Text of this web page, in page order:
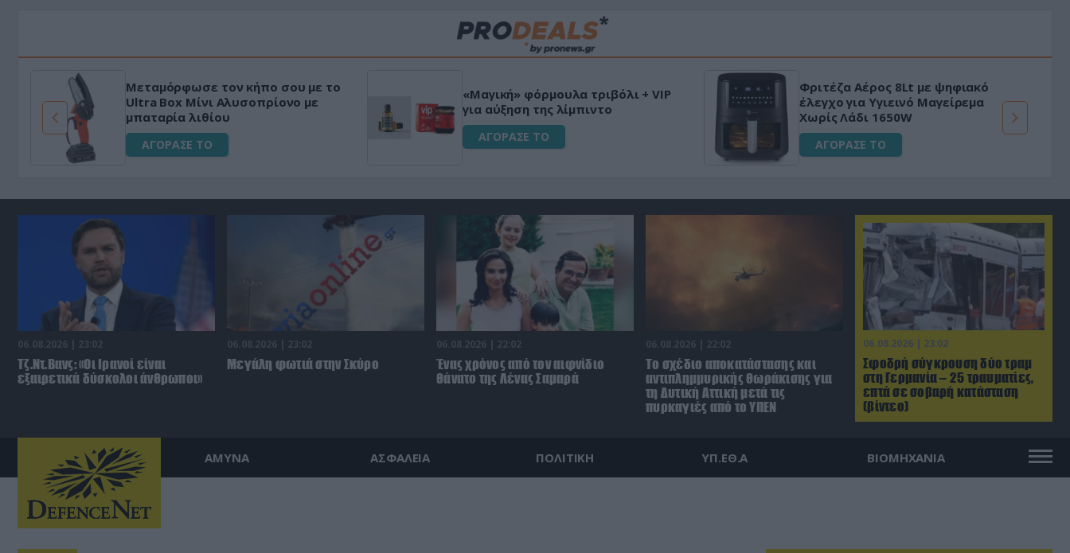
Μεταμόρφωσε τον κήπο σου με το
Ultra Box Μίνι Αλυσοπρίονο με
μπαταρία λιθίου
ΑΓΟΡΑΣΕ ΤΟ
«Μαγική» φόρμουλα τριβόλι + VIP
για αύξηση της λίμπιντο
ΑΓΟΡΑΣΕ ΤΟ
Φριτέζα Αέρος 8Lt με ψηφιακό
έλεγχο για Υγιεινό Μαγείρεμα
Χωρίς Λάδι 1650W
ΑΓΟΡΑΣΕ ΤΟ
06.08.2026 | 23:02
Σφοδρή σύγκρουση δύο τραμ
στη Γερμανία – 25 τραυματίες,
επτά σε σοβαρή κατάσταση
(βίντεο)
06.08.2026 | 23:02
Τζ.Ντ.Βανς: «Οι Ιρανοί είναι
εξαιρετικά δύσκολοι άνθρωποι»
06.08.2026 | 23:02
Μεγάλη φωτιά στην Σκύρο
06.08.2026 | 22:02
Ένας χρόνος από τον αιφνίδιο
θάνατο της Λένας Σαμαρά
06.08.2026 | 22:02
Το σχέδιο αποκατάστασης και
αντιπλημμυρικής θωράκισης για
τη Δυτική Αττική μετά τις
πυρκαγιές από το ΥΠΕΝ
ΑΜΥΝΑ ΑΣΦΑΛΕΙΑ ΠΟΛΙΤΙΚΗ ΥΠ.ΕΘ.Α ΒΙΟΜΗΧΑΝΙΑ